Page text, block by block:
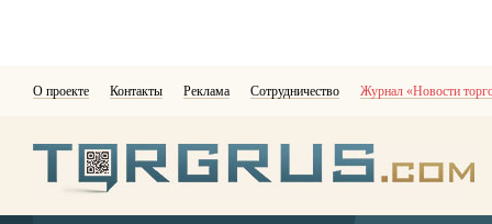
О проекте Контакты Реклама Сотрудничество Журнал «Новости